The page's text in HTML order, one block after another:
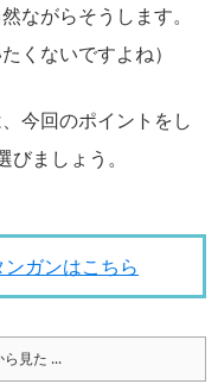
ながらそうします。
くないですよね）
今回のポイントをし
ましょう。
ガンはこちら
ら見た ...